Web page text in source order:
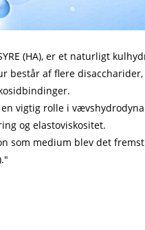
(HA), er et naturligt
består af flere
vigtig rolle i
og elastoviskositet.
som medium blev det